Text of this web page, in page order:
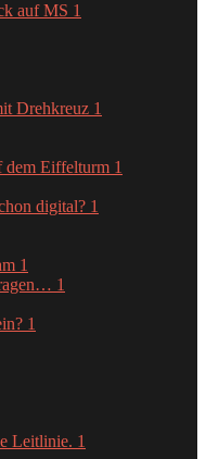
auf MS 1
Drehkreuz 1
dem Eiffelturm 1
digital? 1
1
1
1
Leitlinie. 1